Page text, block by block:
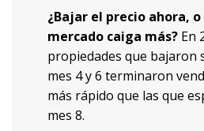
¿Bajar el precio ahora,
mercado caiga más? En
propiedades que bajaron
mes 4 y 6 terminaron
más rápido que las que
mes 8.